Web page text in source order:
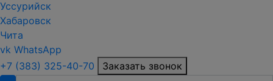
Уссурийск
Хабаровск
Чита
vk WhatsApp
+7 (383) 325-40-70
Заказать звонок